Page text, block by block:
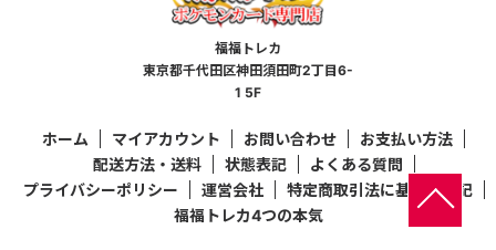
福福トレカ
東京都千代田区神田須田町2丁目6-
1 5F
ホーム マイアカウント お問い合わせ
お支払い方法
配送方法・送料
状態表記
よくある質問
プライバシーポリシー
運営会社
特定商取引法に基づく表記
福福トレカ4つの本気